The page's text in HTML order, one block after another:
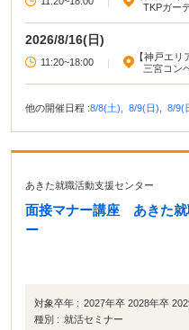
TKPガー
2026/8/16(日)
11:20~18:00 |
【神戸エリ
三宮コン
他の開催日程 :8/8(土), 8/9(日), 8/9(
あきた就職活動支援センター
面接マナー講座 あきた就
ー
対象卒年 : 2027年卒 2028年卒
種別 : 就活セミナー